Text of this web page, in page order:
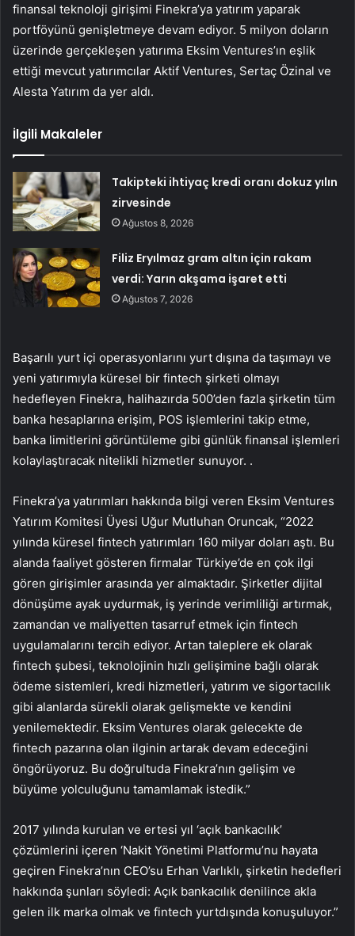
finansal teknoloji girişimi Finekra’ya yatırım yaparak
portföyünü genişletmeye devam ediyor. 5 milyon doların
üzerinde gerçekleşen yatırıma Eksim Ventures’ın eşlik
ettiği mevcut yatırımcılar Aktif Ventures, Sertaç Özinal ve
Alesta Yatırım da yer aldı.
İlgili Makaleler
Takipteki ihtiyaç kredi oranı dokuz yılın
zirvesinde
Ağustos 8, 2026
Filiz Eryılmaz gram altın için rakam
verdi: Yarın akşama işaret etti
Ağustos 7, 2026
Başarılı yurt içi operasyonlarını yurt dışına da taşımayı ve
yeni yatırımıyla küresel bir fintech şirketi olmayı
hedefleyen Finekra, halihazırda 500’den fazla şirketin tüm
banka hesaplarına erişim, POS işlemlerini takip etme,
banka limitlerini görüntüleme gibi günlük finansal işlemleri
kolaylaştıracak nitelikli hizmetler sunuyor. .
Finekra’ya yatırımları hakkında bilgi veren Eksim Ventures
Yatırım Komitesi Üyesi Uğur Mutluhan Oruncak, “2022
yılında küresel fintech yatırımları 160 milyar doları aştı. Bu
alanda faaliyet gösteren firmalar Türkiye’de en çok ilgi
gören girişimler arasında yer almaktadır. Şirketler dijital
dönüşüme ayak uydurmak, iş yerinde verimliliği artırmak,
zamandan ve maliyetten tasarruf etmek için fintech
uygulamalarını tercih ediyor. Artan taleplere ek olarak
fintech şubesi, teknolojinin hızlı gelişimine bağlı olarak
ödeme sistemleri, kredi hizmetleri, yatırım ve sigortacılık
gibi alanlarda sürekli olarak gelişmekte ve kendini
yenilemektedir. Eksim Ventures olarak gelecekte de
fintech pazarına olan ilginin artarak devam edeceğini
öngörüyoruz. Bu doğrultuda Finekra’nın gelişim ve
büyüme yolculuğunu tamamlamak istedik.”
2017 yılında kurulan ve ertesi yıl ‘açık bankacılık’
çözümlerini içeren ‘Nakit Yönetimi Platformu’nu hayata
geçiren Finekra’nın CEO’su Erhan Varlıklı, şirketin hedefleri
hakkında şunları söyledi: Açık bankacılık denilince akla
gelen ilk marka olmak ve fintech yurtdışında konuşuluyor.”